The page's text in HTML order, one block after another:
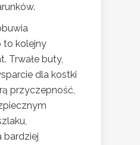
to kolejny
Trwałe buty,
dla kostki
przyczepność,
bardziej